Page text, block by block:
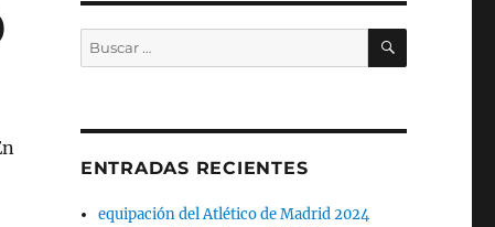
Buscar
por:
BUSCAR
ENTRADAS RECIENTES
equipación del Atlético de Madrid 2024